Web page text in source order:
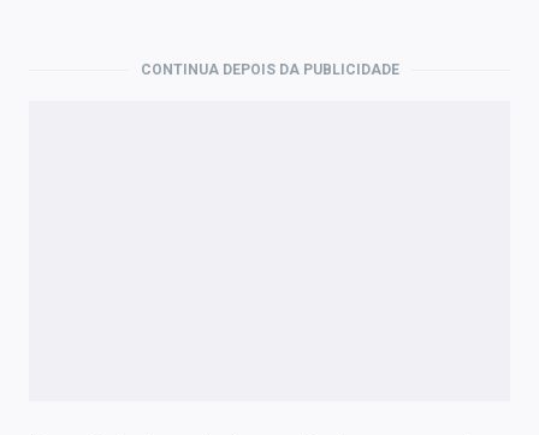
CONTINUA DEPOIS DA PUBLICIDADE